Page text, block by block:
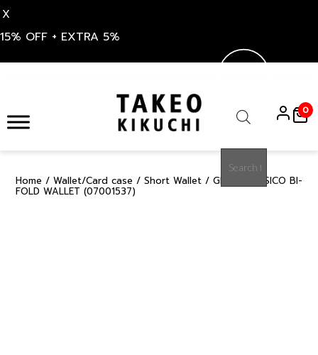
X
15% OFF + EXTRA 5%
content
search
0
Home / Wallet/Card case / Short Wallet / GREY CLASSICO BI-
FOLD WALLET (07001537)
15%